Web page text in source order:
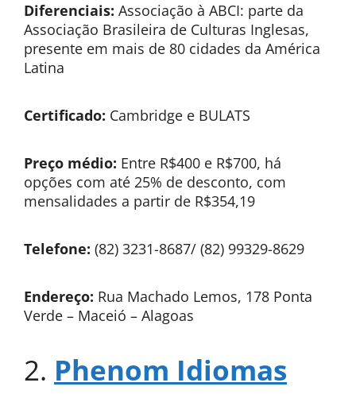
Diferenciais: Associação à ABCI: parte da
Associação Brasileira de Culturas Inglesas,
presente em mais de 80 cidades da América
Latina
Certificado: Cambridge e BULATS
Preço médio: Entre R$400 e R$700, há
opções com até 25% de desconto, com
mensalidades a partir de R$354,19
Telefone: (82) 3231-8687/ (82) 99329-8629
Endereço: Rua Machado Lemos, 178 Ponta
Verde – Maceió – Alagoas
2. Phenom Idiomas